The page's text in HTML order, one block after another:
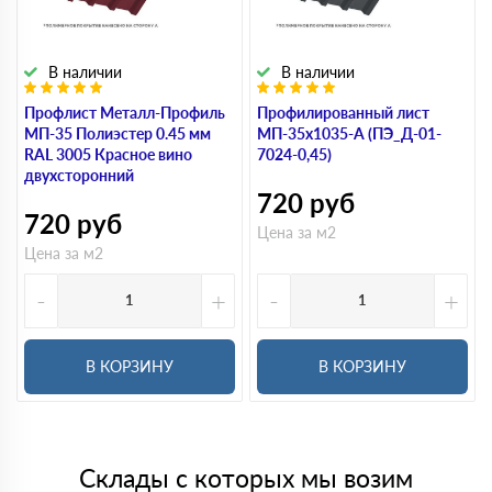
Профлист Металл-Профиль
МП-35 Полиэстер 0.45 мм
RAL 3005 Красное вино
двухсторонний
В наличии
720 руб
Цена за м2
- +
В КОРЗИНУ
Профилированный лист
МП-35х1035-A (ПЭ_Д-01-
7024-0,45)
В наличии
720 руб
Цена за м2
- +
В КОРЗИНУ
Склады с которых мы возим